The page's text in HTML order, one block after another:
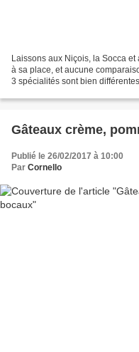
Laissons aux Niçois, la Socca
à sa place, et aucune
3 spécialités sont bien
Gâteaux crème,
Publié le 26/02/2017 à 10:00
Par Cornello